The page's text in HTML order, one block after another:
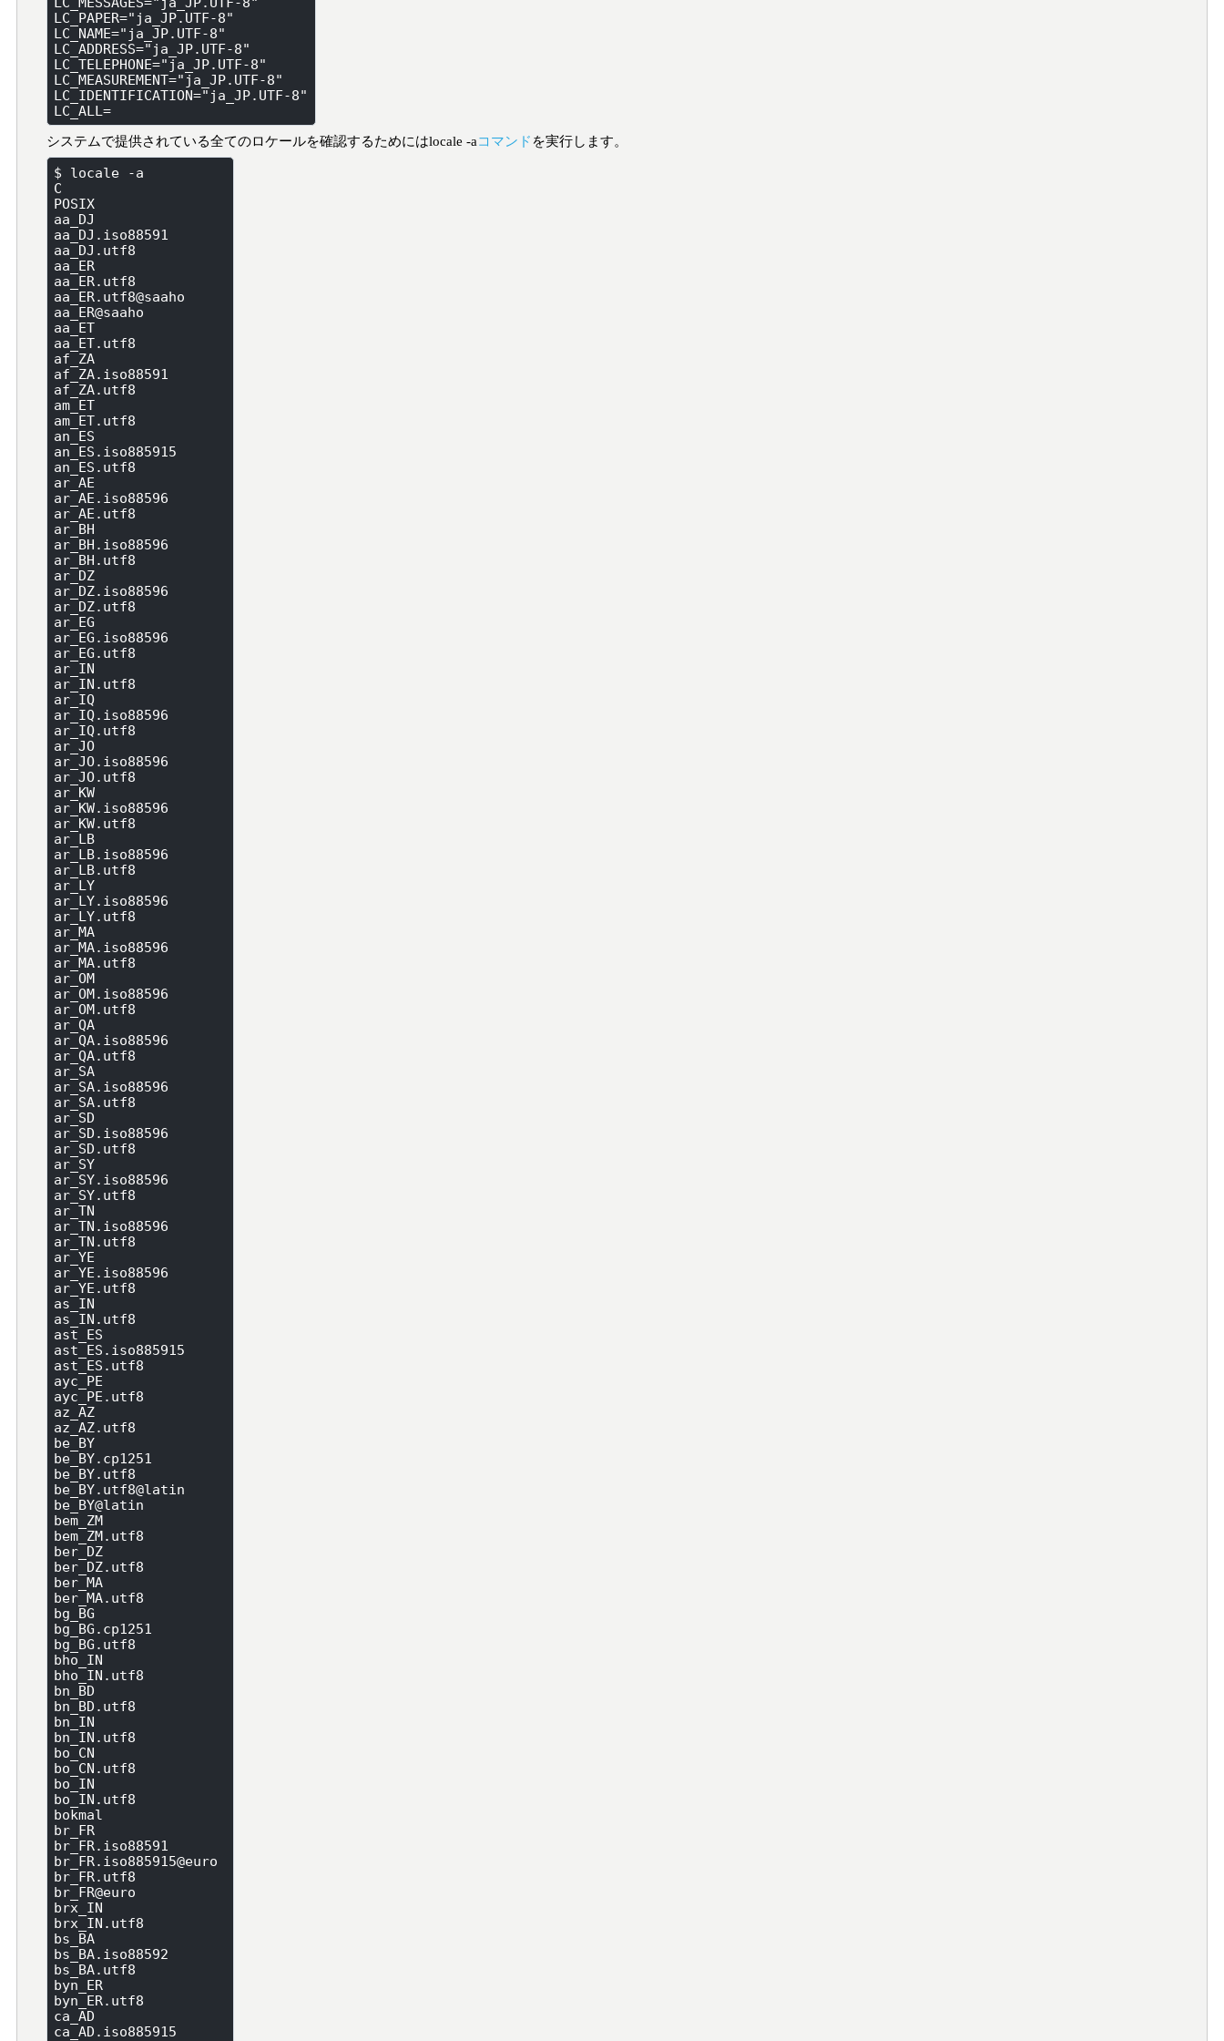
LC_PAPER="ja_JP.UTF-8"
LC_NAME="ja_JP.UTF-8"
LC_ADDRESS="ja_JP.UTF-8"
LC_TELEPHONE="ja_JP.UTF-8"
LC_MEASUREMENT="ja_JP.UTF-8"
LC_IDENTIFICATION="ja_JP.UTF-8"
システムで提供されている全てのロケールを確認するためにはlocale -aコマンド を実行します。
$ locale -a
C
POSIX
aa_DJ
aa_DJ.iso88591
aa_DJ.utf8
aa_ER
aa_ER.utf8
aa_ER.utf8@saaho
aa_ER@saaho
aa_ET
aa_ET.utf8
af_ZA
af_ZA.iso88591
af_ZA.utf8
am_ET
am_ET.utf8
an_ES
an_ES.iso885915
an_ES.utf8
ar_AE
ar_AE.iso88596
ar_AE.utf8
ar_BH
ar_BH.iso88596
ar_BH.utf8
ar_DZ
ar_DZ.iso88596
ar_DZ.utf8
ar_EG
ar_EG.iso88596
ar_EG.utf8
ar_IN
ar_IN.utf8
ar_IQ
ar_IQ.iso88596
ar_IQ.utf8
ar_JO
ar_JO.iso88596
ar_JO.utf8
ar_KW
ar_KW.iso88596
ar_KW.utf8
ar_LB
ar_LB.iso88596
ar_LB.utf8
ar_LY
ar_LY.iso88596
ar_LY.utf8
ar_MA
ar_MA.iso88596
ar_MA.utf8
ar_OM
ar_OM.iso88596
ar_OM.utf8
ar_QA
ar_QA.iso88596
ar_QA.utf8
ar_SA
ar_SA.iso88596
ar_SA.utf8
ar_SD
ar_SD.iso88596
ar_SD.utf8
ar_SY
ar_SY.iso88596
ar_SY.utf8
ar_TN
ar_TN.iso88596
ar_TN.utf8
ar_YE
ar_YE.iso88596
ar_YE.utf8
as_IN
as_IN.utf8
ast_ES
ast_ES.iso885915
ast_ES.utf8
ayc_PE
ayc_PE.utf8
az_AZ
az_AZ.utf8
be_BY
be_BY.cp1251
be_BY.utf8
be_BY.utf8@latin
be_BY@latin
bem_ZM
bem_ZM.utf8
ber_DZ
ber_DZ.utf8
ber_MA
ber_MA.utf8
bg_BG
bg_BG.cp1251
bg_BG.utf8
bho_IN
bho_IN.utf8
bn_BD
bn_BD.utf8
bn_IN
bn_IN.utf8
bo_CN
bo_CN.utf8
bo_IN
bo_IN.utf8
bokmal
br_FR
br_FR.iso88591
br_FR.iso885915@euro
br_FR.utf8
br_FR@euro
brx_IN
brx_IN.utf8
bs_BA
bs_BA.iso88592
bs_BA.utf8
byn_ER
byn_ER.utf8
ca_AD
ca_AD.iso885915